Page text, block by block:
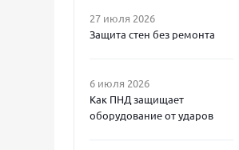
27 июля 2026
Защита стен без ремонта
6 июля 2026
Как ПНД защищает
оборудование от ударов